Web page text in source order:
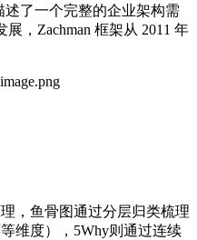
了一个完整的企业架构需
，Zachman 框架从 2011 年
，鱼骨图通过分层归类梳理
维度），5Why则通过连续